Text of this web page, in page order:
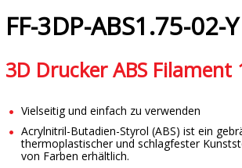
FF-3DP-ABS1.75-02-Y
3D Drucker ABS Filament
Vielseitig und einfach zu verwenden
Acrylnitril-Butadien-Styrol (ABS) ist ein
thermoplastischer und schlagfester
von Farben erhältlich.